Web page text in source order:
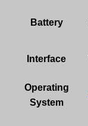
Battery
Interface
Operating
System